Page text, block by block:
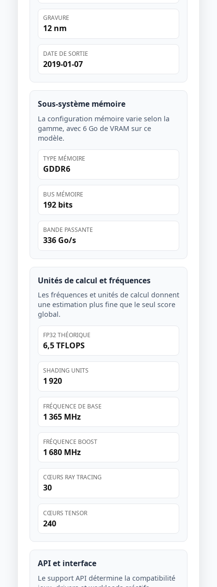
GRAVURE
12 nm
DATE DE SORTIE
2019-01-07
Sous-système mémoire
La configuration mémoire varie selon la
gamme, avec 6 Go de VRAM sur ce
modèle.
TYPE MÉMOIRE
GDDR6
BUS MÉMOIRE
192 bits
BANDE PASSANTE
336 Go/s
Unités de calcul et fréquences
Les fréquences et unités de calcul donnent
une estimation plus fine que le seul score
global.
FP32 THÉORIQUE
6,5 TFLOPS
SHADING UNITS
1 920
FRÉQUENCE DE BASE
1 365 MHz
FRÉQUENCE BOOST
1 680 MHz
CŒURS RAY TRACING
30
CŒURS TENSOR
240
API et interface
Le support API détermine la compatibilité